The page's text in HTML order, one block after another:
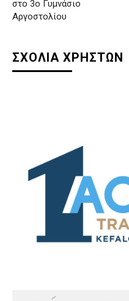
στο 3ο Γυμνάσιο
Αργοστολίου
ΣΧΟΛΙΑ ΧΡΗΣΤΩΝ